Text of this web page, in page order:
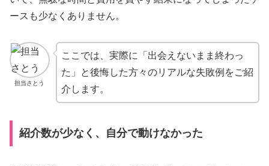
ースも少なくありません。
担当さとう
ここでは、実際に「出会えないまま終わっ
た」と後悔した方々のリアルな失敗例をご紹
介します。
紹介数が少なく、自分で動けなかった